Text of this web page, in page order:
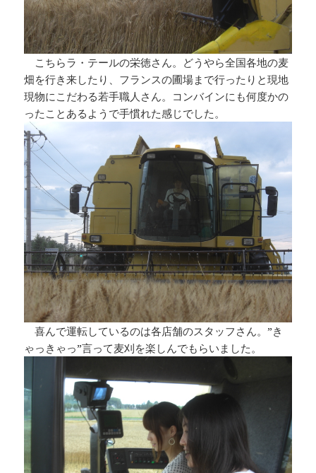
こちらラ・テールの栄徳さん。どうやら全国各地の麦
畑を行き来したり、フランスの圃場まで行ったりと現地
現物にこだわる若手職人さん。コンバインにも何度かの
ったことあるようで手慣れた感じでした。
喜んで運転しているのは各店舗のスタッフさん。”き
ゃっきゃっ”言って麦刈を楽しんでもらいました。